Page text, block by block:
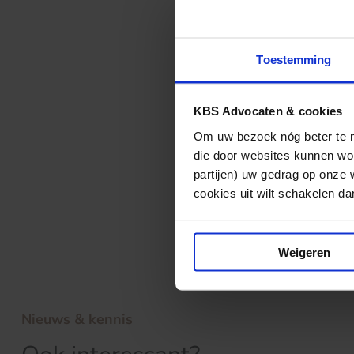
Toestemming
KBS Advocaten & cookies
Om uw bezoek nóg beter te
die door websites kunnen
partijen) uw gedrag op onze
cookies uit wilt schakelen
Weigeren
stopinstructie
Het hof merkt
mogelijk op een
het hof.
Net als de
Nieuws & kennis